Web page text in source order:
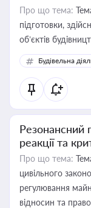
Про що тема:
підготовки,
об’єктів
Будівельна
Резонансний
реакції та
Про що тема:
цивільного
регулювання
відносин та